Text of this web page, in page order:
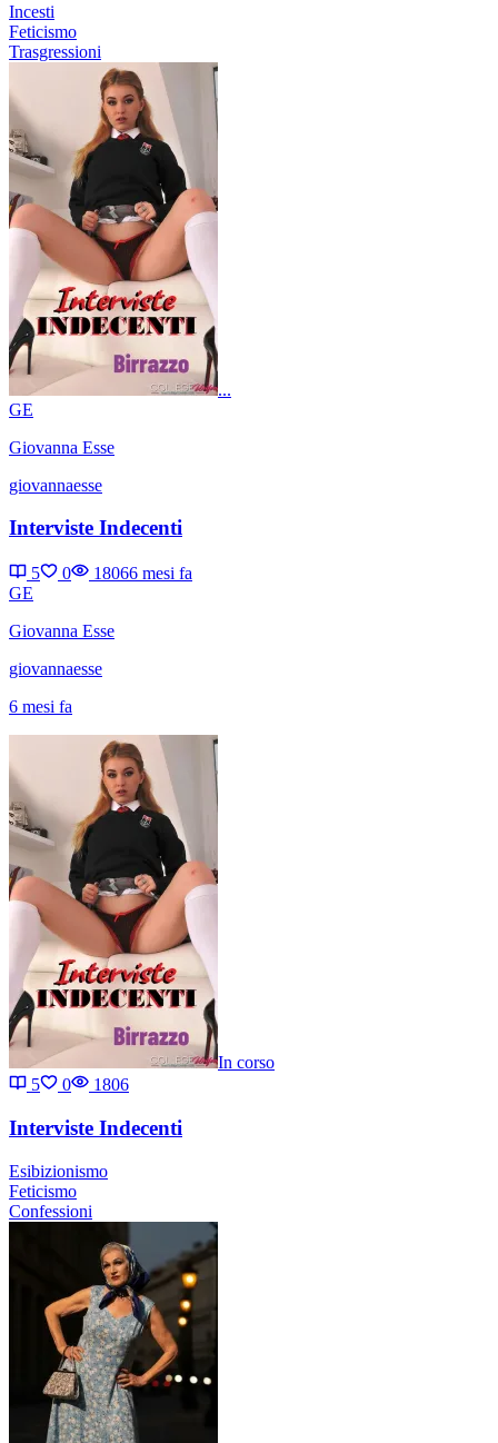
Incesti
Feticismo
Trasgressioni
...
GE
Giovanna Esse
giovannaesse
Interviste Indecenti
5 0 18066 mesi fa
GE
Giovanna Esse
giovannaesse
6 mesi fa
In corso
5
0 1806
Interviste Indecenti
Esibizionismo
Feticismo
Confessioni